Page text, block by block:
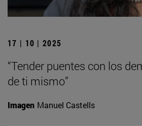
17 | 10 | 2025
“Tender puentes con los
de ti mismo”
Imagen Manuel Castells